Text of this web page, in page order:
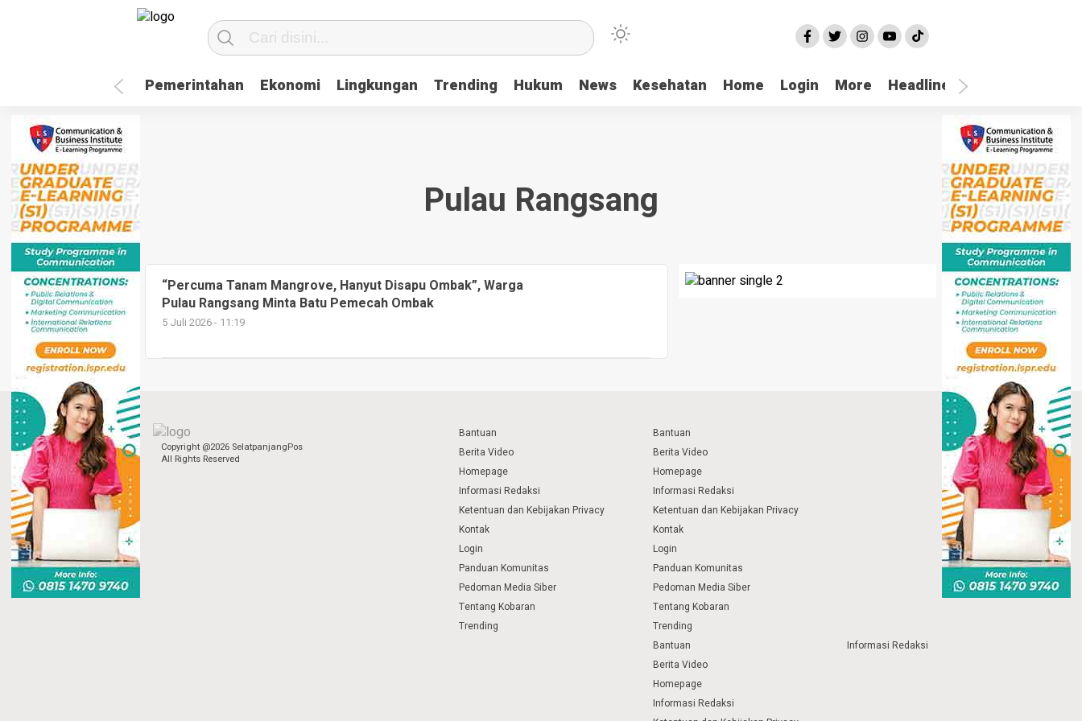
Pemerintahan Ekonomi Lingkungan Trending Hukum News Kesehatan Home Login More Headline Selatpanjang
Pulau Rangsang
“Percuma Tanam Mangrove, Hanyut Disapu Ombak”, Warga
Pulau Rangsang Minta Batu Pemecah Ombak
5 Juli 2026 - 11:19
Copyright @2026 SelatpanjangPos
All Rights Reserved
Bantuan
Berita Video
Homepage
Informasi Redaksi
Ketentuan dan Kebijakan Privacy
Kontak
Login
Panduan Komunitas
Pedoman Media Siber
Tentang Kobaran
Trending
Bantuan
Berita Video
Homepage
Informasi Redaksi
Ketentuan dan Kebijakan Privacy
Kontak
Login
Panduan Komunitas
Pedoman Media Siber
Tentang Kobaran
Trending
Bantuan
Berita Video
Homepage
Informasi Redaksi
Informasi Redaksi